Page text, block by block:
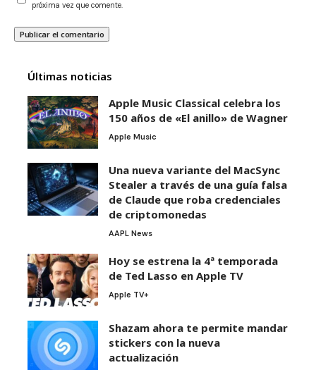
próxima vez que comente.
Últimas noticias
Apple Music Classical celebra los
150 años de «El anillo» de Wagner
Apple Music
Una nueva variante del MacSync
Stealer a través de una guía falsa
de Claude que roba credenciales
de criptomonedas
AAPL News
Hoy se estrena la 4ª temporada
de Ted Lasso en Apple TV
Apple TV+
Shazam ahora te permite mandar
stickers con la nueva
actualización